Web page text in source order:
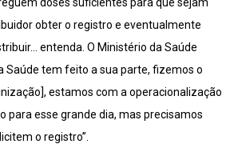
obter o registro e eventualmente
entenda. O Ministério da Saúde
Saúde tem feito a sua parte, fizemos o
estamos com a operacionalização
para esse grande dia, mas precisamos
o registro”.